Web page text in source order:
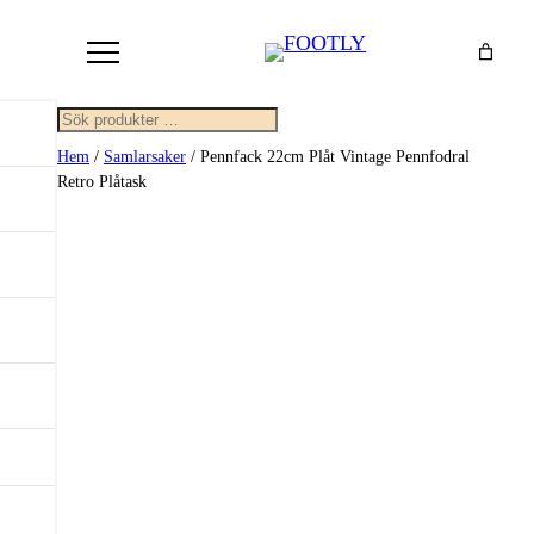
Sök
Hem / Samlarsaker / Pennfack 22cm Plåt Vintage Pennfodral
Retro Plåtask